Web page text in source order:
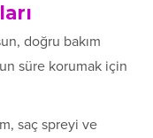
doğru bakım
süre korumak için
saç spreyi ve